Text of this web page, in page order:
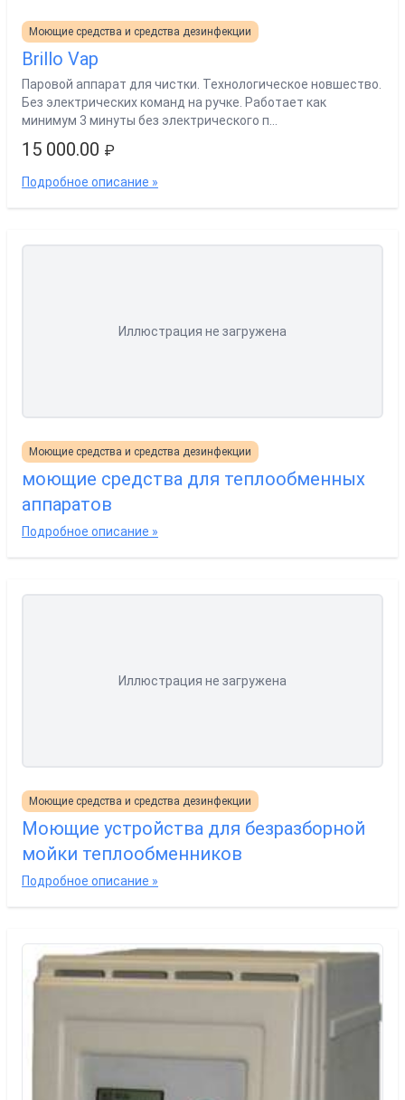
Моющие средства и средства дезинфекции
Brillo Vap
Паровой аппарат для чистки. Технологическое новшество.
Без электрических команд на ручке. Работает как
минимум 3 минуты без электрического п...
15 000.00 ₽
Подробное описание »
Иллюстрация не загружена
Моющие средства и средства дезинфекции
моющие средства для теплообменных
аппаратов
Подробное описание »
Иллюстрация не загружена
Моющие средства и средства дезинфекции
Моющие устройства для безразборной
мойки теплообменников
Подробное описание »